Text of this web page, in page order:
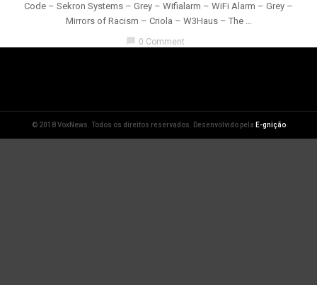
Code – Sekron Systems – Grey – Wifialarm – WiFi Alarm – Grey –
Mirrors of Racism – Criola – W3Haus – The ...
chat_bubble 0 Comment
© 2018 VoxNews. Todos os direitos reservados. Desenvolvido pela E-gnição